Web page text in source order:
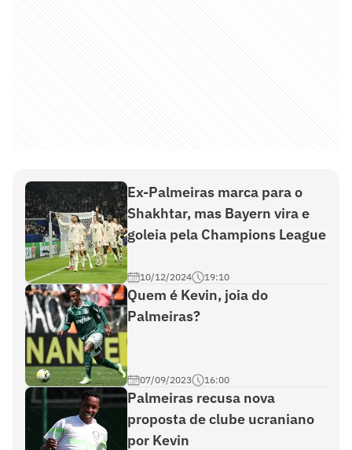
Ex-Palmeiras marca para o
Shakhtar, mas Bayern vira e
goleia pela Champions League
10/12/2024 19:10
Quem é Kevin, joia do
Palmeiras?
07/09/2023 16:00
Palmeiras recusa nova
proposta de clube ucraniano
por Kevin